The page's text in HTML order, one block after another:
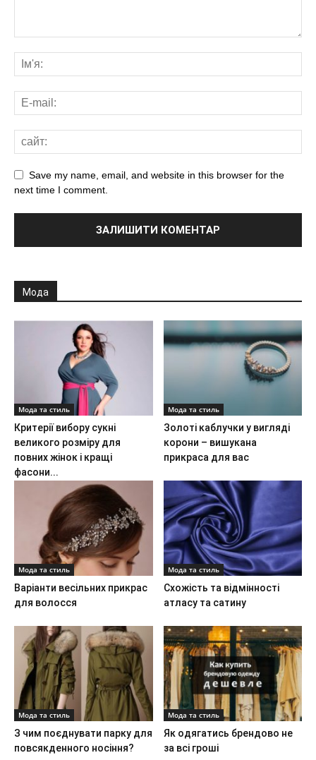
Save my name, email, and website in this browser for the
next time I comment.
Мода
Мода та стиль
Критерії вибору сукні
великого розміру для
повних жінок і кращі
фасони...
Мода та стиль
Золоті каблучки у вигляді
корони – вишукана
прикраса для вас
Мода та стиль
Варіанти весільних прикрас
для волосся
Мода та стиль
Схожість та відмінності
атласу та сатину
Мода та стиль
З чим поєднувати парку для
повсякденного носіння?
Мода та стиль
Як одягатись брендово не
за всі гроші